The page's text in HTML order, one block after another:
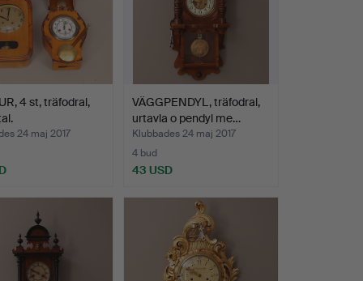
4 st, träfodral,
24 maj 2017
VÄGGPENDYL, träfodral,
urtavla o pendyl me…
Klubbades 24 maj 2017
4 bud
43 USD